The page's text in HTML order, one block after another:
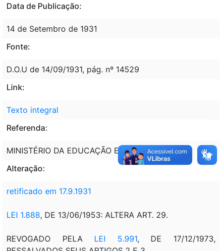
Data de Publicação:
14 de Setembro de 1931
Fonte:
D.O.U de 14/09/1931, pág. nº 14529
Link:
Texto integral
Referenda:
MINISTÉRIO DA EDUCAÇÃO E SAÚDE PÚBLICA
Alteração:
retificado em 17.9.1931
LEI 1.888, DE 13/06/1953: ALTERA ART. 29.
REVOGADO PELA LEI 5.991, DE 17/12/1973,